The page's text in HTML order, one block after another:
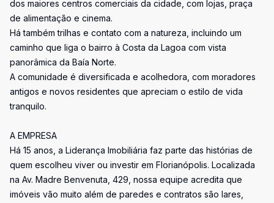
dos maiores centros comerciais da cidade, com lojas, praça
de alimentação e cinema.
Há também trilhas e contato com a natureza, incluindo um
caminho que liga o bairro à Costa da Lagoa com vista
panorâmica da Baía Norte.
A comunidade é diversificada e acolhedora, com moradores
antigos e novos residentes que apreciam o estilo de vida
tranquilo.
A EMPRESA
Há 15 anos, a Liderança Imobiliária faz parte das histórias de
quem escolheu viver ou investir em Florianópolis. Localizada
na Av. Madre Benvenuta, 429, nossa equipe acredita que
imóveis vão muito além de paredes e contratos são lares,